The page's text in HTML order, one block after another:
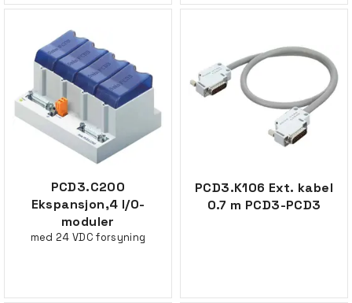
PCD3.C200
Ekspansjon,4 I/O-
moduler
med 24 VDC forsyning
PCD3.K106 Ext. kabel
0.7 m PCD3-PCD3